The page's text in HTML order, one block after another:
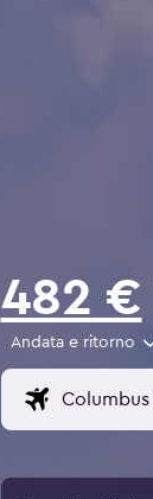
482 €
Andata e ritorno